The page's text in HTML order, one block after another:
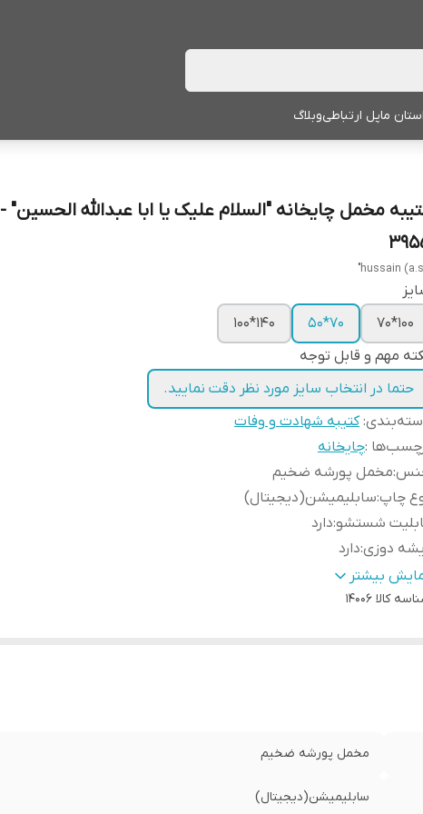
ماپل ارتباطیوبلاگ
مخمل چایخانه "السلام علیک یا ابا عبدالله الحسین" -
100*70
70*50
140*100
مهم و قابل توجه
حتما در انتخاب سایز مورد نظر دقت نمایید.
:کتیبه شهادت و وفات
:چایخانه
:مخمل پورشه ضخیم
چاپ:سابلیمیشن(دیجیتال)
شستشو:دارد
دوزی:دارد
سازنده: ایران
به سراسر کشور
بیشتر
کالا 14006
مخمل پورشه ضخیم
سابلیمیشن(دیجیتال)